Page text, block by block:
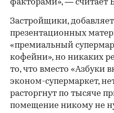
факторами», — считает
Застройщики,
презентационных
«премиальный
кофейни», но никаких
то, что вместо «Азбуки
эконом-супермаркет,
расторгнут по тысяче
помещение никому не